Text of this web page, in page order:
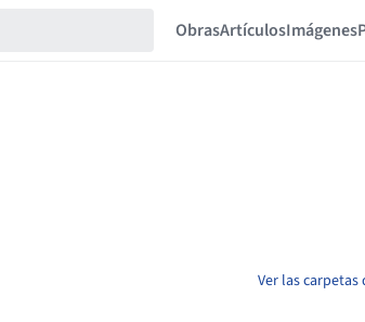
ObrasArtículosImágenes
Ver las carpetas